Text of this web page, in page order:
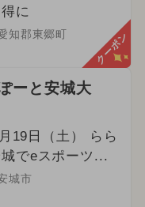
に
知郡東郷町 クーポン
ーと安城大
19日（土） らら
でeスポーツ...
城市